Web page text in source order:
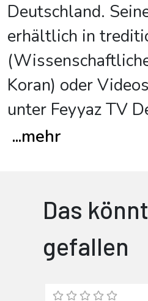
Deutschland.
erhältlich in
Koran) oder
unter Feyyaz TV
...mehr
Das
gefallen